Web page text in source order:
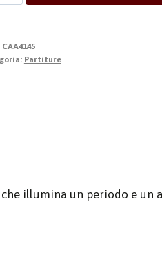
CAA4145
Partiture
illumina un periodo e un